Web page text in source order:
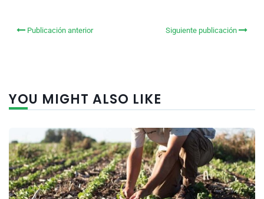
Publicación anterior Siguiente publicación
YOU MIGHT ALSO LIKE